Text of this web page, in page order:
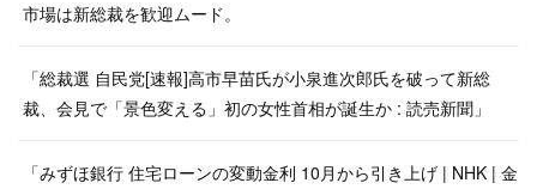
市場は新総裁を歓迎ムード。
「総裁選 自民党[速報]高市早苗氏が小泉進次郎氏を破って新総
裁、会見で「景色変える」初の女性首相が誕生か : 読売新聞」
「みずほ銀行 住宅ローンの変動金利 10月から引き上げ | NHK | 金